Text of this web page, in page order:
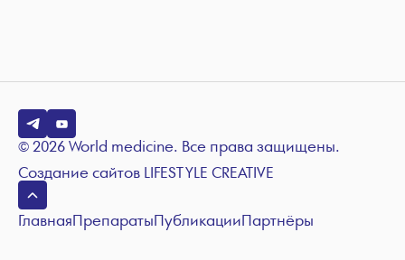
© 2026 World medicine. Все права защищены.
Создание сайтов LIFESTYLE CREATIVE
ГлавнаяПрепаратыПубликацииПартнёры